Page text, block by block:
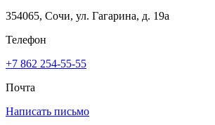
354065, Сочи, ул. Гагарина, д. 19а
Телефон
+7 862 254-55-55
Почта
Написать письмо